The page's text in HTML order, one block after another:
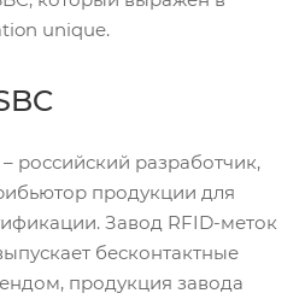
unique.
российский разработчик,
продукции для
Завод RFID-меток
бесконтактные
продукция завода